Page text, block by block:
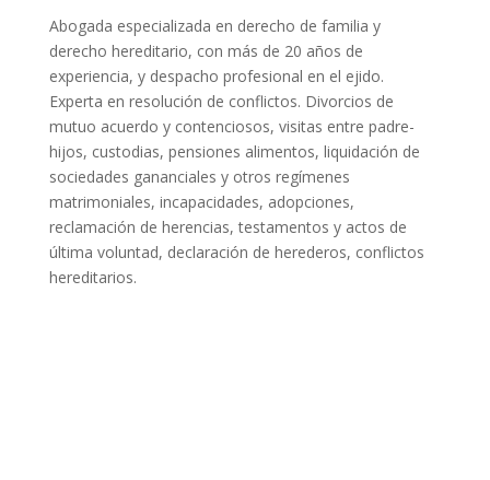
Abogada especializada en derecho de familia y
derecho hereditario, con más de 20 años de
experiencia, y despacho profesional en el ejido.
Experta en resolución de conflictos. Divorcios de
mutuo acuerdo y contenciosos, visitas entre padre-
hijos, custodias, pensiones alimentos, liquidación de
sociedades gananciales y otros regímenes
matrimoniales, incapacidades, adopciones,
reclamación de herencias, testamentos y actos de
última voluntad, declaración de herederos, conflictos
hereditarios.